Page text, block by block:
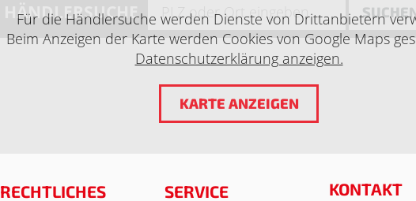
HÄNDLERSUCHE
Für die Händlersuche werden Dienste von Drittanbietern
Beim Anzeigen der Karte werden Cookies von Google Maps
Datenschutzerklärung anzeigen.
KARTE ANZEIGEN
RECHTLICHES SERVICE KONTAKT